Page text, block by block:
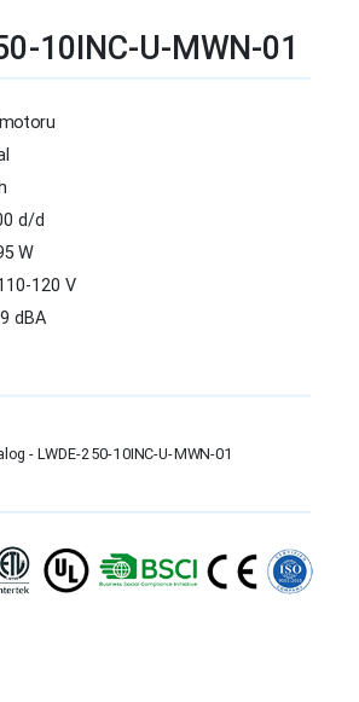
10INC-U-MWN-01
motoru
d/d
W
120 V
dBA
- LWDE-250-10INC-U-MWN-01